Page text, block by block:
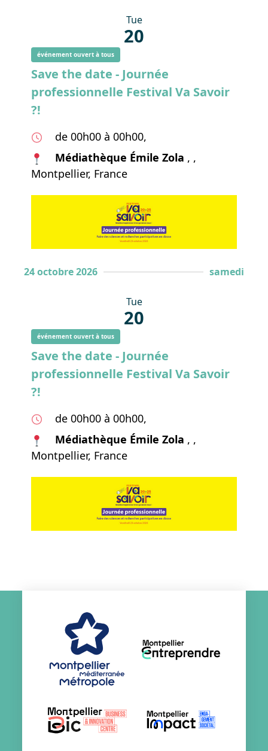
Tue
20
événement ouvert à tous
Save the date - Journée
professionnelle Festival Va Savoir
?!
de 00h00 à 00h00,
Médiathèque Émile Zola , ,
Montpellier, France
24 octobre 2026 samedi
Tue
20
événement ouvert à tous
Save the date - Journée
professionnelle Festival Va Savoir
?!
de 00h00 à 00h00,
Médiathèque Émile Zola , ,
Montpellier, France